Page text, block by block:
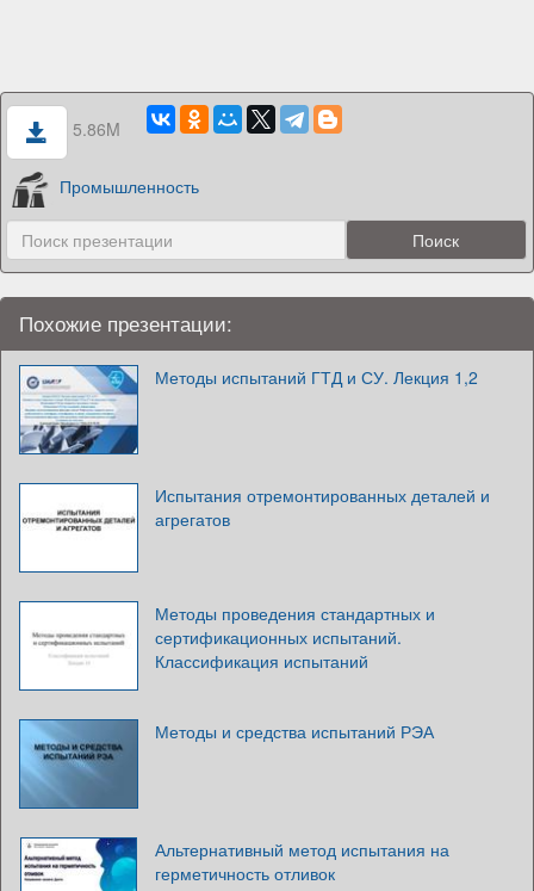
5.86M
Промышленность
Похожие презентации:
Методы испытаний ГТД и СУ. Лекция 1,2
Испытания отремонтированных деталей и
агрегатов
Методы проведения стандартных и
сертификационных испытаний.
Классификация испытаний
Методы и средства испытаний РЭА
Альтернативный метод испытания на
герметичность отливок